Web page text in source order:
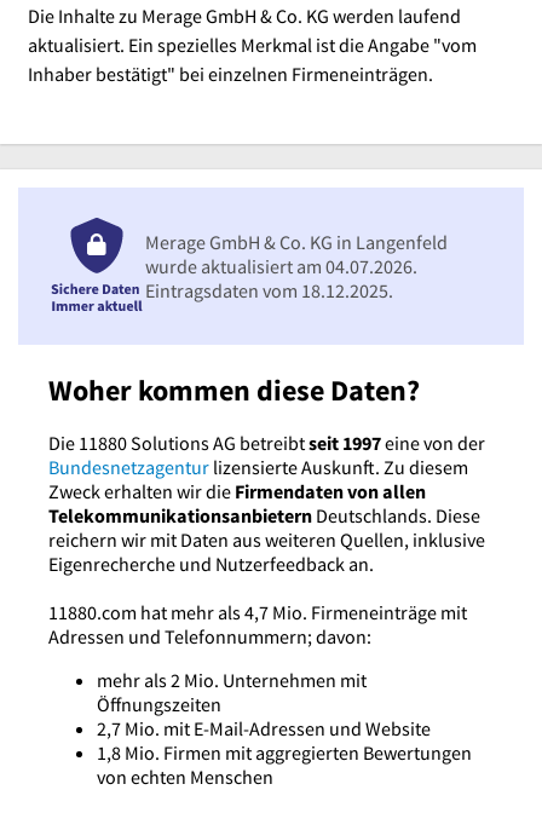
Die Inhalte zu Merage GmbH & Co. KG werden laufend
aktualisiert. Ein spezielles Merkmal ist die Angabe "vom
Inhaber bestätigt" bei einzelnen Firmeneinträgen.
Woher kommen diese Daten?
Die 11880 Solutions AG betreibtseit 1997eine von der
Bundesnetzagentur lizensierte Auskunft. Zu diesem
Zweck erhalten wir die Firmendaten von allen
Telekommunikationsanbietern Deutschlands. Diese
reichern wir mit Daten aus weiteren Quellen, inklusive
Eigenrecherche und Nutzerfeedback an.
11880.com hat mehr als 4,7 Mio. Firmeneinträge mit
Adressen und Telefonnummern; davon:
mehr als 2 Mio. Unternehmen mit
Öffnungszeiten
2,7 Mio. mit E-Mail-Adressen und Website
1,8 Mio. Firmen mit aggregierten Bewertungen
von echten Menschen
Merage GmbH & Co. KG in Langenfeld
wurde aktualisiert am 04.07.2026.
Eintragsdaten vom 18.12.2025.